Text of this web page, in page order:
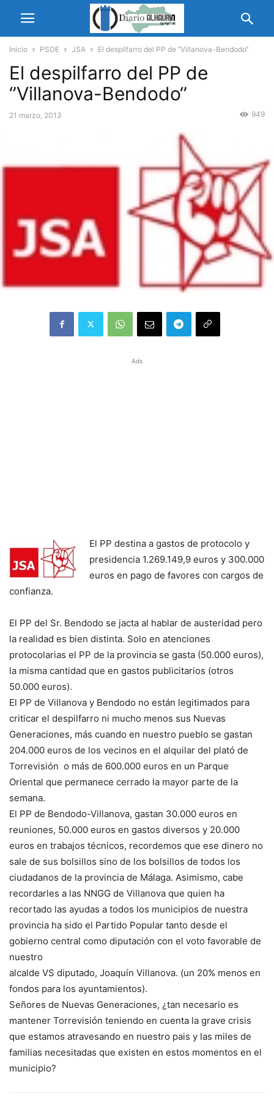
Inicio PSOE JSA El despilfarro del PP de ‘’Villanova-Bendodo‘’
El despilfarro del PP de
‘’Villanova-Bendodo‘’
21 marzo, 2013 949
Ads
El PP destina a gastos de protocolo y
presidencia 1.269.149,9 euros y 300.000
euros en pago de favores con cargos de
confianza.
El PP del Sr. Bendodo se jacta al hablar de austeridad pero
la realidad es bien distinta. Solo en atenciones
protocolarias el PP de la provincia se gasta (50.000 euros),
la misma cantidad que en gastos publicitarios (otros
50.000 euros).
El PP de Villanova y Bendodo no están legitimados para
criticar el despilfarro ni mucho menos sus Nuevas
Generaciones, más cuando en nuestro pueblo se gastan
204.000 euros de los vecinos en el alquilar del plató de
Torrevisión o más de 600.000 euros en un Parque
Oriental que permanece cerrado la mayor parte de la
semana.
El PP de Bendodo-Villanova, gastan 30.000 euros en
reuniones, 50.000 euros en gastos diversos y 20.000
euros en trabajos técnicos, recordemos que ese dinero no
sale de sus bolsillos sino de los bolsillos de todos los
ciudadanos de la provincia de Málaga. Asimismo, cabe
recordarles a las NNGG de Villanova que quien ha
recortado las ayudas a todos los municipios de nuestra
provincia ha sido el Partido Popular tanto desde el
gobierno central como diputación con el voto favorable de
nuestro
alcalde VS diputado, Joaquín Villanova. (un 20% menos en
fondos para los ayuntamientos).
Señores de Nuevas Generaciones, ¿tan necesario es
mantener Torrevisión teniendo en cuenta la grave crisis
que estamos atravesando en nuestro pais y las miles de
familias necesitadas que existen en estos momentos en el
municipio?